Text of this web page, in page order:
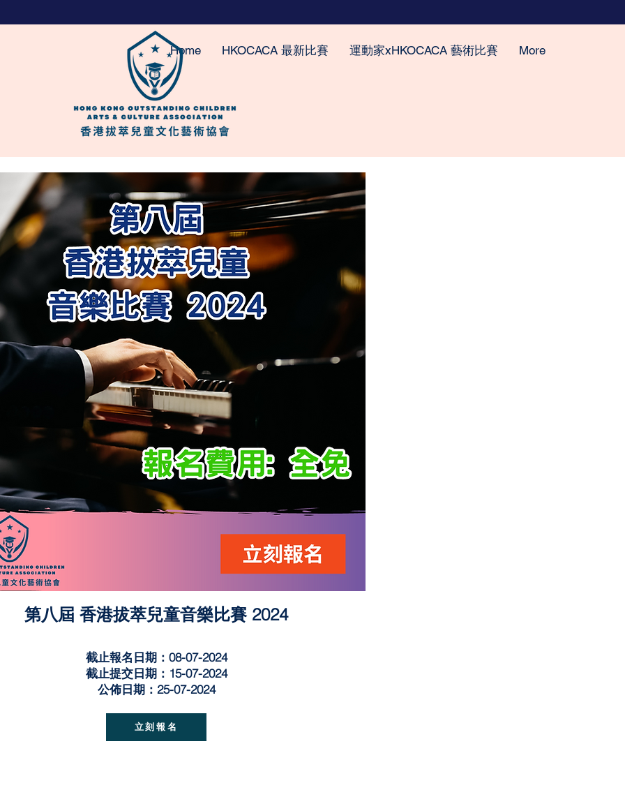
Home HKOCACA 最新比賽 運動家xHKOCACA 藝術比賽 More
第八屆 香港拔萃兒童音樂比賽 2024
截止報名日期：08-07-2024
截止提交日期：15-07-2024
公佈日期：25-07-2024
立刻報名